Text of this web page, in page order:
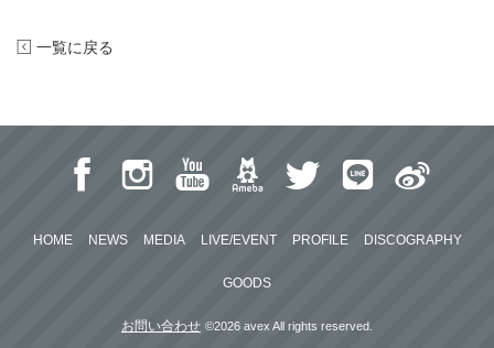
一覧に戻る
HOME NEWS MEDIA LIVE/EVENT PROFILE DISCOGRAPHY
GOODS
お問い合わせ ©2026 avex All rights reserved.